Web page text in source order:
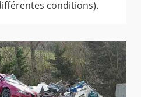
conditions).